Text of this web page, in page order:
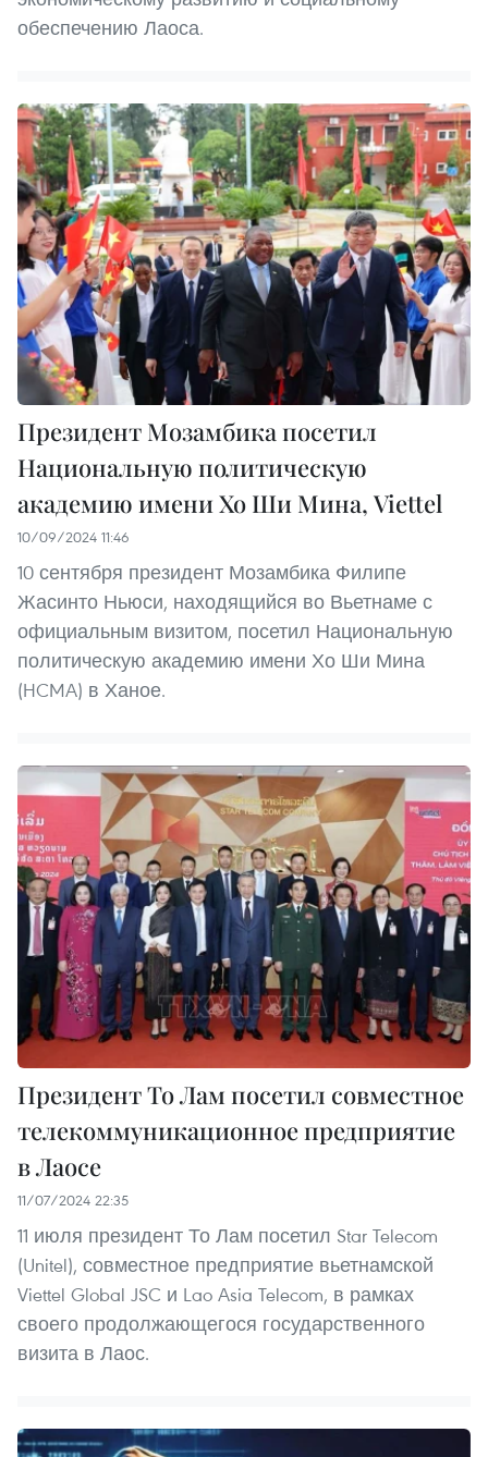
обеспечению Лаоса.
Президент Мозамбика посетил
Национальную политическую
академию имени Хо Ши Мина, Viettel
10/09/2024 11:46
10 сентября президент Мозамбика Филипе
Жасинто Ньюси, находящийся во Вьетнаме с
официальным визитом, посетил Национальную
политическую академию имени Хо Ши Мина
(HCMA) в Ханое.
Президент То Лам посетил совместное
телекоммуникационное предприятие
в Лаосе
11/07/2024 22:35
11 июля президент То Лам посетил Star Telecom
(Unitel), совместное предприятие вьетнамской
Viettel Global JSC и Lao Asia Telecom, в рамках
своего продолжающегося государственного
визита в Лаос.